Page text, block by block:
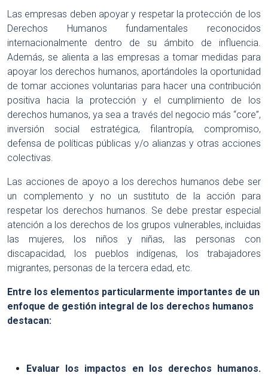
Las empresas deben apoyar y respetar la protección de los
Derechos Humanos fundamentales reconocidos
internacionalmente dentro de su ámbito de influencia.
Además, se alienta a las empresas a tomar medidas para
apoyar los derechos humanos, aportándoles la oportunidad
de tomar acciones voluntarias para hacer una contribución
positiva hacia la protección y el cumplimiento de los
derechos humanos, ya sea a través del negocio más “core”,
inversión social estratégica, filantropía, compromiso,
defensa de políticas públicas y/o alianzas y otras acciones
colectivas.
Las acciones de apoyo a los derechos humanos debe ser
un complemento y no un sustituto de la acción para
respetar los derechos humanos. Se debe prestar especial
atención a los derechos de los grupos vulnerables, incluidas
las mujeres, los niños y niñas, las personas con
discapacidad, los pueblos indígenas, los trabajadores
migrantes, personas de la tercera edad, etc.
Entre los elementos particularmente importantes de un
enfoque de gestión integral de los derechos humanos
destacan:
Evaluar los impactos en los derechos humanos.